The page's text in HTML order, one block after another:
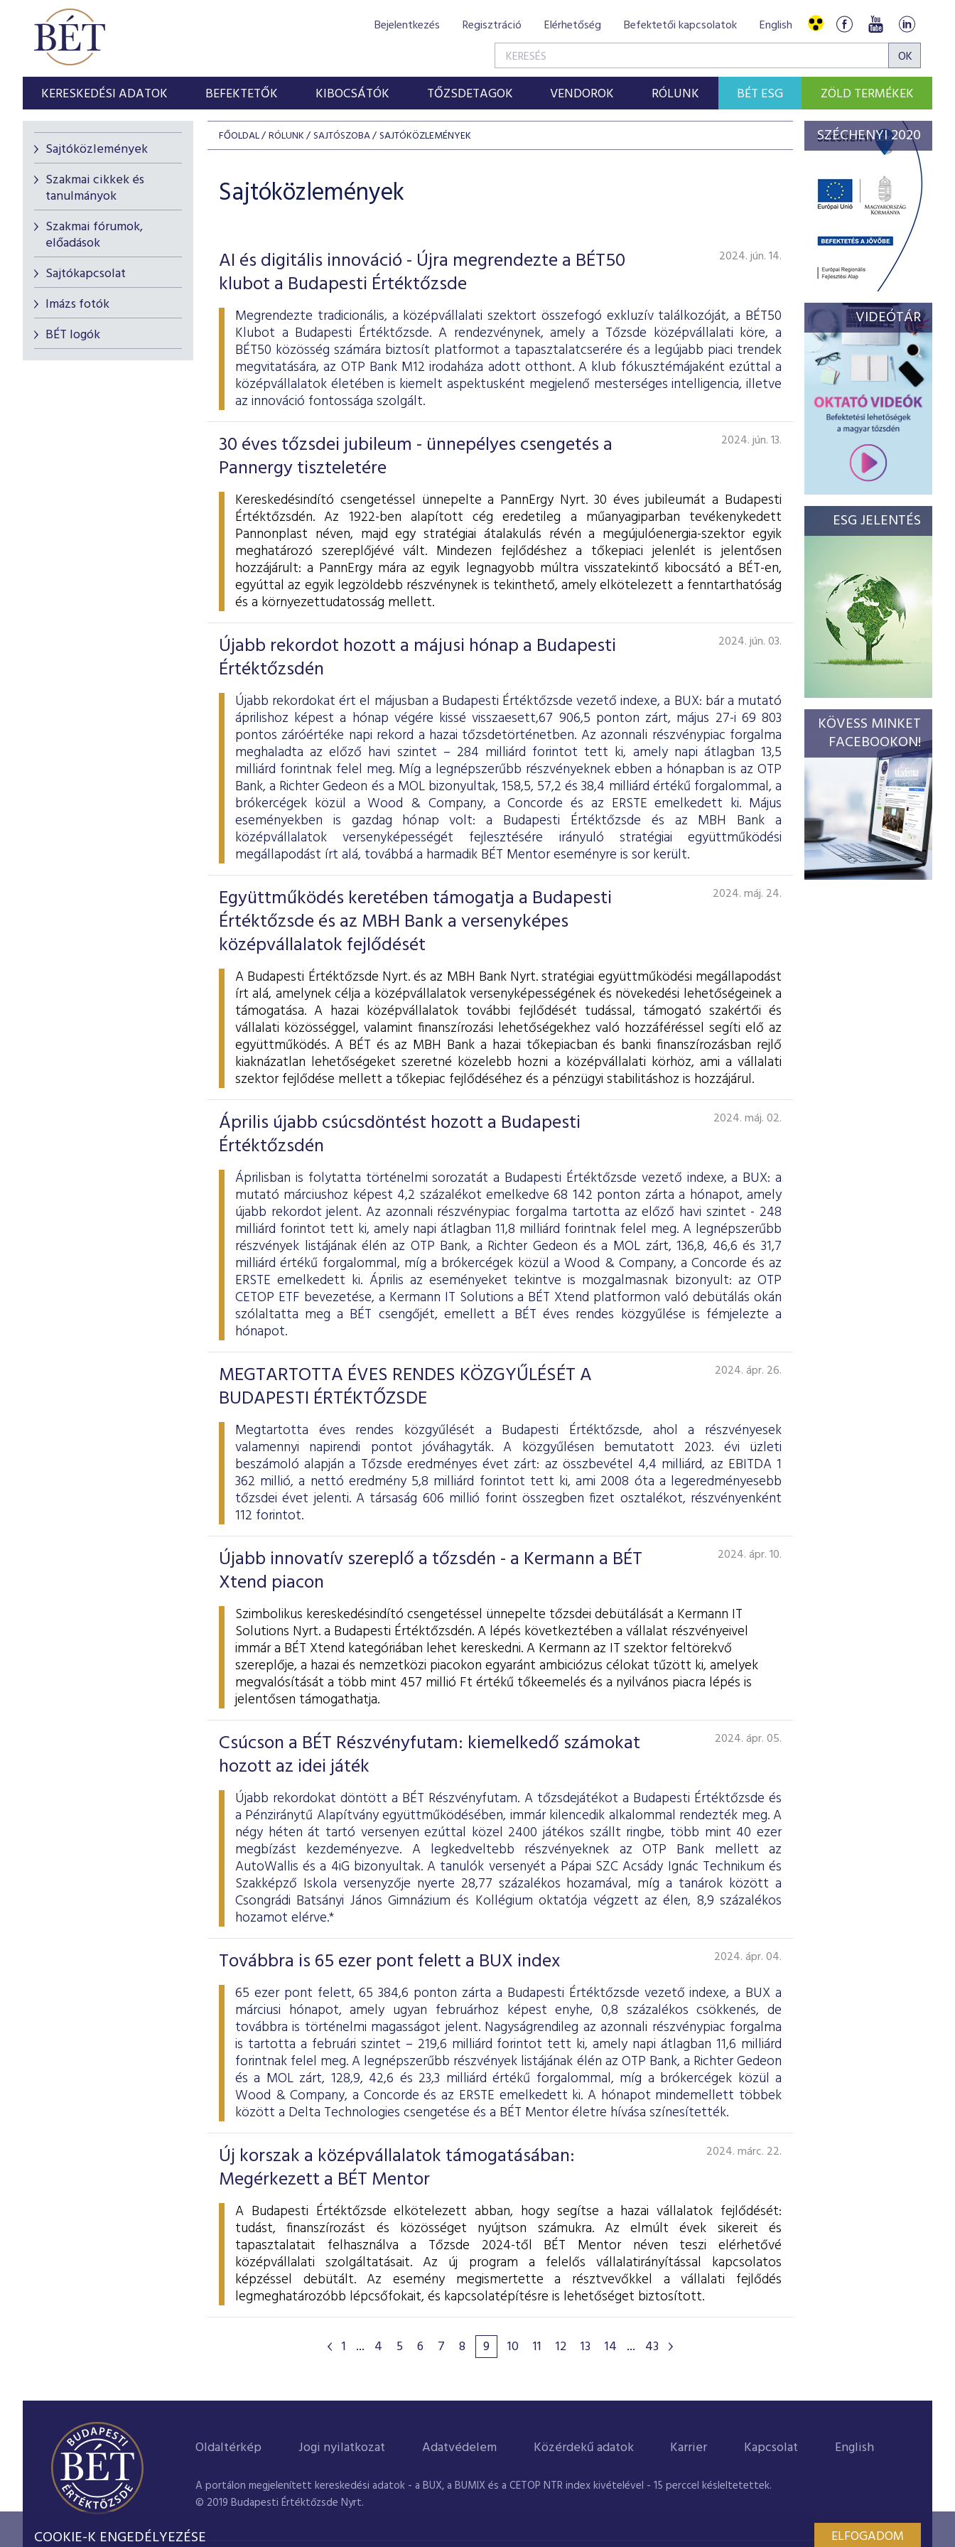
Bejelentkezés Regisztráció Elérhetőség Befektetői kapcsolatok English
KERESKEDÉSI ADATOK BEFEKTETŐK KIBOCSÁTÓK TŐZSDETAGOK VENDOROK RÓLUNK BÉT ESG ZÖLD TERMÉKEK
Sajtóközlemények
Szakmai cikkek és
tanulmányok
Szakmai fórumok,
előadások
Sajtókapcsolat
Imázs fotók
BÉT logók
FŐOLDAL RÓLUNK SAJTÓSZOBA SAJTÓKÖZLEMÉNYEK
Sajtóközlemények
AI és digitális innováció - Újra megrendezte a BÉT50
klubot a Budapesti Értéktőzsde
2024. jún. 14.
Megrendezte tradicionális, a középvállalati szektort összefogó exkluzív találkozóját, a BÉT50
Klubot a Budapesti Értéktőzsde. A rendezvénynek, amely a Tőzsde középvállalati köre, a
BÉT50 közösség számára biztosít platformot a tapasztalatcserére és a legújabb piaci trendek
megvitatására, az OTP Bank M12 irodaháza adott otthont. A klub fókusztémájaként ezúttal a
középvállalatok életében is kiemelt aspektusként megjelenő mesterséges intelligencia, illetve
az innováció fontossága szolgált.
30 éves tőzsdei jubileum - ünnepélyes csengetés a
Pannergy tiszteletére
2024. jún. 13.
Kereskedésindító csengetéssel ünnepelte a PannErgy Nyrt. 30 éves jubileumát a Budapesti
Értéktőzsdén. Az 1922-ben alapított cég eredetileg a műanyagiparban tevékenykedett
Pannonplast néven, majd egy stratégiai átalakulás révén a megújulóenergia-szektor egyik
meghatározó szereplőjévé vált. Mindezen fejlődéshez a tőkepiaci jelenlét is jelentősen
hozzájárult: a PannErgy mára az egyik legnagyobb múltra visszatekintő kibocsátó a BÉT-en,
egyúttal az egyik legzöldebb részvénynek is tekinthető, amely elkötelezett a fenntarthatóság
és a környezettudatosság mellett.
Újabb rekordot hozott a májusi hónap a Budapesti
Értéktőzsdén
2024. jún. 03.
Újabb rekordokat ért el májusban a Budapesti Értéktőzsde vezető indexe, a BUX: bár a mutató
áprilishoz képest a hónap végére kissé visszaesett,67 906,5 ponton zárt, május 27-i 69 803
pontos záróértéke napi rekord a hazai tőzsdetörténetben. Az azonnali részvénypiac forgalma
meghaladta az előző havi szintet – 284 milliárd forintot tett ki, amely napi átlagban 13,5
milliárd forintnak felel meg. Míg a legnépszerűbb részvényeknek ebben a hónapban is az OTP
Bank, a Richter Gedeon és a MOL bizonyultak, 158,5, 57,2 és 38,4 milliárd értékű forgalommal, a
brókercégek közül a Wood & Company, a Concorde és az ERSTE emelkedett ki. Május
eseményekben is gazdag hónap volt: a Budapesti Értéktőzsde és az MBH Bank a
középvállalatok versenyképességét fejlesztésére irányuló stratégiai együttműködési
megállapodást írt alá, továbbá a harmadik BÉT Mentor eseményre is sor került.
Együttműködés keretében támogatja a Budapesti
Értéktőzsde és az MBH Bank a versenyképes
középvállalatok fejlődését
2024. máj. 24.
A Budapesti Értéktőzsde Nyrt. és az MBH Bank Nyrt. stratégiai együttműködési megállapodást
írt alá, amelynek célja a középvállalatok versenyképességének és növekedési lehetőségeinek a
támogatása. A hazai középvállalatok további fejlődését tudással, támogató szakértői és
vállalati közösséggel, valamint finanszírozási lehetőségekhez való hozzáféréssel segíti elő az
együttműködés. A BÉT és az MBH Bank a hazai tőkepiacban és banki finanszírozásban rejlő
kiaknázatlan lehetőségeket szeretné közelebb hozni a középvállalati körhöz, ami a vállalati
szektor fejlődése mellett a tőkepiac fejlődéséhez és a pénzügyi stabilitáshoz is hozzájárul.
Április újabb csúcsdöntést hozott a Budapesti
Értéktőzsdén
2024. máj. 02.
Áprilisban is folytatta történelmi sorozatát a Budapesti Értéktőzsde vezető indexe, a BUX: a
mutató márciushoz képest 4,2 százalékot emelkedve 68 142 ponton zárta a hónapot, amely
újabb rekordot jelent. Az azonnali részvénypiac forgalma tartotta az előző havi szintet - 248
milliárd forintot tett ki, amely napi átlagban 11,8 milliárd forintnak felel meg. A legnépszerűbb
részvények listájának élén az OTP Bank, a Richter Gedeon és a MOL zárt, 136,8, 46,6 és 31,7
milliárd értékű forgalommal, míg a brókercégek közül a Wood & Company, a Concorde és az
ERSTE emelkedett ki. Április az eseményeket tekintve is mozgalmasnak bizonyult: az OTP
CETOP ETF bevezetése, a Kermann IT Solutions a BÉT Xtend platformon való debütálás okán
szólaltatta meg a BÉT csengőjét, emellett a BÉT éves rendes közgyűlése is fémjelezte a
hónapot.
MEGTARTOTTA ÉVES RENDES KÖZGYŰLÉSÉT A
BUDAPESTI ÉRTÉKTŐZSDE
2024. ápr. 26.
Megtartotta éves rendes közgyűlését a Budapesti Értéktőzsde, ahol a részvényesek
valamennyi napirendi pontot jóváhagyták. A közgyűlésen bemutatott 2023. évi üzleti
beszámoló alapján a Tőzsde eredményes évet zárt: az összbevétel 4,4 milliárd, az EBITDA 1
362 millió, a nettó eredmény 5,8 milliárd forintot tett ki, ami 2008 óta a legeredményesebb
tőzsdei évet jelenti. A társaság 606 millió forint összegben fizet osztalékot, részvényenként
112 forintot.
Újabb innovatív szereplő a tőzsdén - a Kermann a BÉT
Xtend piacon
2024. ápr. 10.
Szimbolikus kereskedésindító csengetéssel ünnepelte tőzsdei debütálását a Kermann IT
Solutions Nyrt. a Budapesti Értéktőzsdén. A lépés következtében a vállalat részvényeivel
immár a BÉT Xtend kategóriában lehet kereskedni. A Kermann az IT szektor feltörekvő
szereplője, a hazai és nemzetközi piacokon egyaránt ambiciózus célokat tűzött ki, amelyek
megvalósítását a több mint 457 millió Ft értékű tőkeemelés és a nyilvános piacra lépés is
jelentősen támogathatja.
Csúcson a BÉT Részvényfutam: kiemelkedő számokat
hozott az idei játék
2024. ápr. 05.
Újabb rekordokat döntött a BÉT Részvényfutam. A tőzsdejátékot a Budapesti Értéktőzsde és
a Pénziránytű Alapítvány együttműködésében, immár kilencedik alkalommal rendezték meg. A
négy héten át tartó versenyen ezúttal közel 2400 játékos szállt ringbe, több mint 40 ezer
megbízást kezdeményezve. A legkedveltebb részvényeknek az OTP Bank mellett az
AutoWallis és a 4iG bizonyultak. A tanulók versenyét a Pápai SZC Acsády Ignác Technikum és
Szakképző Iskola versenyzője nyerte 28,77 százalékos hozamával, míg a tanárok között a
Csongrádi Batsányi János Gimnázium és Kollégium oktatója végzett az élen, 8,9 százalékos
hozamot elérve.*
Továbbra is 65 ezer pont felett a BUX index 2024. ápr. 04.
65 ezer pont felett, 65 384,6 ponton zárta a Budapesti Értéktőzsde vezető indexe, a BUX a
márciusi hónapot, amely ugyan februárhoz képest enyhe, 0,8 százalékos csökkenés, de
továbbra is történelmi magasságot jelent. Nagyságrendileg az azonnali részvénypiac forgalma
is tartotta a februári szintet – 219,6 milliárd forintot tett ki, amely napi átlagban 11,6 milliárd
forintnak felel meg. A legnépszerűbb részvények listájának élén az OTP Bank, a Richter Gedeon
és a MOL zárt, 128,9, 42,6 és 23,3 milliárd értékű forgalommal, míg a brókercégek közül a
Wood & Company, a Concorde és az ERSTE emelkedett ki. A hónapot mindemellett többek
között a Delta Technologies csengetése és a BÉT Mentor életre hívása színesítették.
Új korszak a középvállalatok támogatásában:
Megérkezett a BÉT Mentor
2024. márc. 22.
A Budapesti Értéktőzsde elkötelezett abban, hogy segítse a hazai vállalatok fejlődését:
tudást, finanszírozást és közösséget nyújtson számukra. Az elmúlt évek sikereit és
tapasztalatait felhasználva a Tőzsde 2024-től BÉT Mentor néven teszi elérhetővé
középvállalati szolgáltatásait. Az új program a felelős vállalatirányítással kapcsolatos
képzéssel debütált. Az esemény megismertette a résztvevőkkel a vállalati fejlődés
legmeghatározóbb lépcsőfokait, és kapcsolatépítésre is lehetőséget biztosított.
1 ... 4 5 6 7 8 9 10 11 12 13 14 ... 43
SZÉCHENYI 2020
VIDEÓTÁR
ESG JELENTÉS
KÖVESS MINKET
FACEBOOKON!
Oldaltérkép Jogi nyilatkozat Adatvédelem Közérdekű adatok Karrier Kapcsolat English
A portálon megjelenített kereskedési adatok - a BUX, a BUMIX és a CETOP NTR index kivételével - 15 perccel késleltetettek.
© 2019 Budapesti Értéktőzsde Nyrt.
COOKIE-K ENGEDÉLYEZÉSE ELFOGADOM